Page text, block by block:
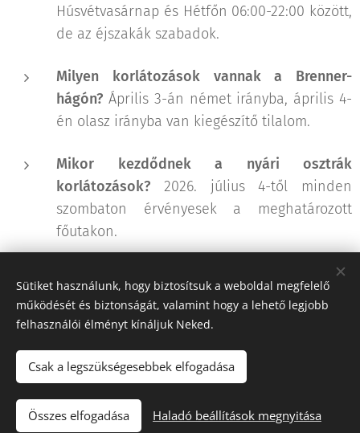
Húsvétvasárnap és Hétfőn 06:00-22:00 között,
de az éjszakák szabadok.
Milyen korlátozások vannak a Brenner-
hágón? Április 3-án német irányba, április 4-
én olasz irányba van kiegészítő tilalom.
Mikor kezdődnek a nyári osztrák
korlátozások? 2026. július 4-től minden
szombaton érvényesek a meghatározott
főutakon.
Share
"Iránytű a fuvarozásban!"
Tacho Center
Sütiket használunk, hogy biztosítsuk a weboldal megfelelő
működését és biztonságát, valamint hogy a lehető legjobb
felhasználói élményt kínáljuk Neked.
Csak a legszükségesebbek elfogadása
Összes elfogadása Haladó beállítások megnyitása